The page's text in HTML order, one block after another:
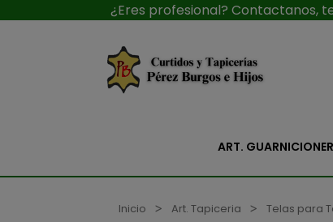
¿Eres profesional? Contactanos,
ART.
Inicio Art. Tapiceria Telas para